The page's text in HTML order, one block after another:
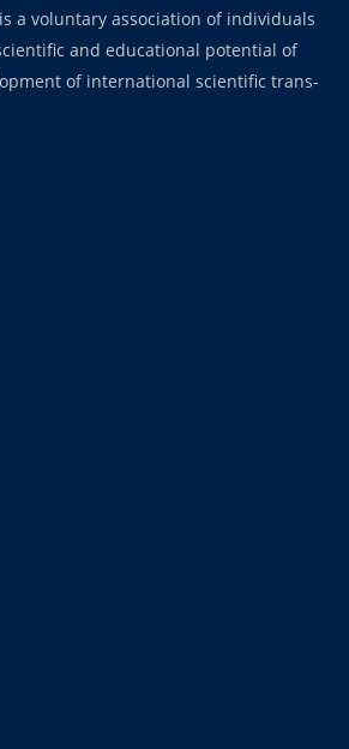
is a voluntary association of individuals
and educational potential of
of international scientific trans-